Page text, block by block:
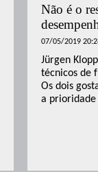
Não é o
07/05/2019
Jürgen
técnicos de
Os dois
a prioridade